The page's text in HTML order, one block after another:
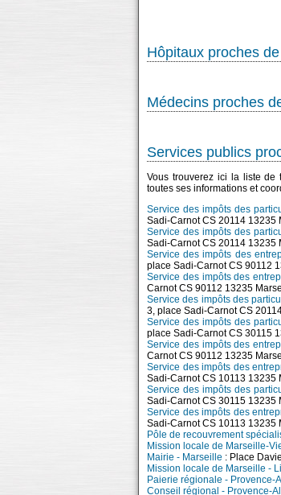
Hôpitaux proches
Médecins proches
Services publics
Vous trouverez ici la liste de
toutes ses informations et
Service des impôts des
Sadi-Carnot CS 20114 13235
Service des impôts des
Sadi-Carnot CS 20114 13235
Service des impôts des
place Sadi-Carnot CS 90112
Service des impôts des
Carnot CS 90112 13235
Service des impôts des
3, place Sadi-Carnot CS
Service des impôts des
place Sadi-Carnot CS 30115
Service des impôts des
Carnot CS 90112 13235
Service des impôts des
Sadi-Carnot CS 10113 13235
Service des impôts des
Sadi-Carnot CS 30115 13235
Service des impôts des
Sadi-Carnot CS 10113 13235
Pôle de recouvrement
Mission locale de Marseille-
Mairie - Marseille : Place
Mission locale de Marseille -
Paierie régionale - Provence-
Conseil régional - Provence-